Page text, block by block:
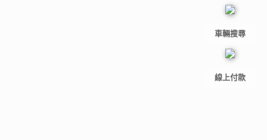
車輛搜尋
線上付款